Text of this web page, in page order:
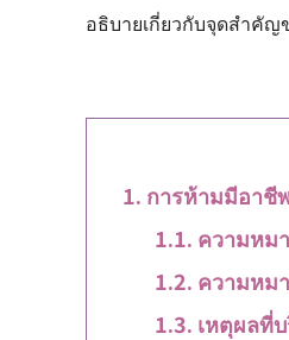
อธิบายเกี่ยวกับจุดสำคั
การห้ามมีอาชี
ความหม
ความหม
เหตุผลที่